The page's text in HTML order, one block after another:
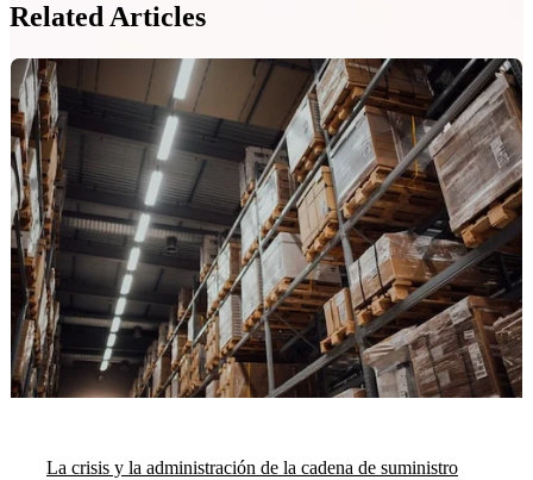
Related Articles
La crisis y la administración de la cadena de suministro